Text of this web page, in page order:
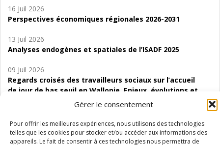
Gérer le consentement
Pour offrir les meilleures expériences, nous utilisons des technologies
telles que les cookies pour stocker et/ou accéder aux informations des
appareils. Le fait de consentir à ces technologies nous permettra de
16 Juil 2026
Perspectives économiques régionales 2026-2031
13 Juil 2026
Analyses endogènes et spatiales de l’ISADF 2025
09 Juil 2026
Regards croisés des travailleurs sociaux sur l’accueil
de jour de bas seuil en Wallonie. Enjeux, évolutions et
06 Juil 2026
Étude d’évaluabilité des Structures
d’accompagnement à l’autocréation d’emploi (SAACE)